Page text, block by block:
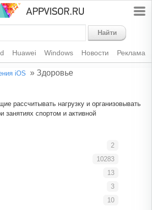
Найти
Huawei Windows Новости Реклама
iOS » Здоровье
рассчитывать нагрузку и организовывать
занятиях спортом и активной
2
10283
13
3
10